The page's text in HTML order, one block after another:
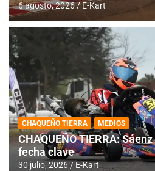
6 agosto, 2026 E-Kart
CHAQUEÑO TIERRA MEDIOS
CHAQUEÑO TIERRA:
fecha clave
30 julio, 2026 E-Kart